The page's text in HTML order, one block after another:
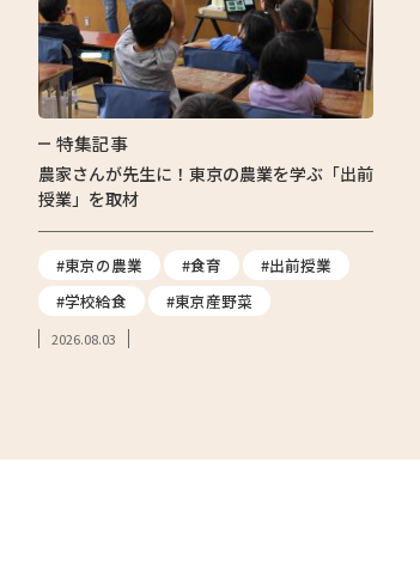
特集記事
農家さんが先生に！東京の農業を学ぶ「出前
授業」を取材
#東京の農業 #食育
#出前授業
#学校給食
#東京産野菜
2026.08.03